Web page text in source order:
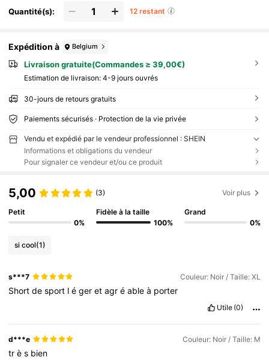
Quantité(s): 12 restant
Expédition à Belgium
Livraison gratuite(Commandes ≥ 39,00€)
Estimation de livraison: 4-9 jours ouvrés
30-jours de retours gratuits
Paiements sécurisés · Protection de la vie privée
Vendu et expédié par le vendeur professionnel : SHEIN
Informations et obligations du vendeur
Pour signaler ce vendeur et/ou ce produit
5,00 (3) Voir plus
Petit
0%
Fidèle à la taille
100%
Grand
0%
si cool(1)
s***7 Couleur: Noir / Taille: XL
Shortdesport légeretagréableà porter
Utile (0)
d***e Couleur: Noir / Taille: M
très bien